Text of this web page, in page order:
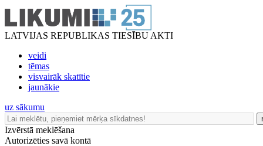
LATVIJAS REPUBLIKAS TIESĪBU AKTI
veidi
tēmas
visvairāk skatītie
jaunākie
uz sākumu
Izvērstā meklēšana
Autorizēties savā kontā